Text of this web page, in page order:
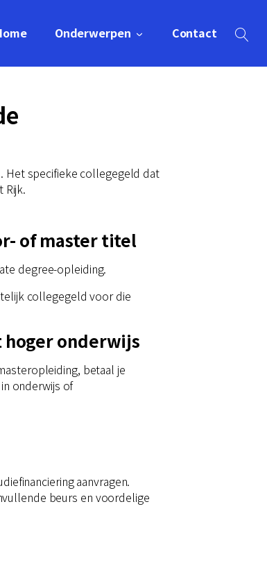
Onderwerpen Contact
Het specifieke collegegeld dat
Rijk.
of master titel
degree-opleiding.
collegegeld voor die
hoger onderwijs
betaal je
onderwijs of
aanvragen.
beurs en voordelige